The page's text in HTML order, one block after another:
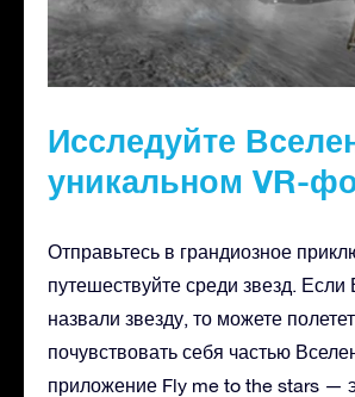
Исследуйте
уникальном VR-
Отправьтесь в грандиозное
путешествуйте среди звезд.
назвали звезду, то можете
почувствовать себя частью
приложение Fly me to the stars —